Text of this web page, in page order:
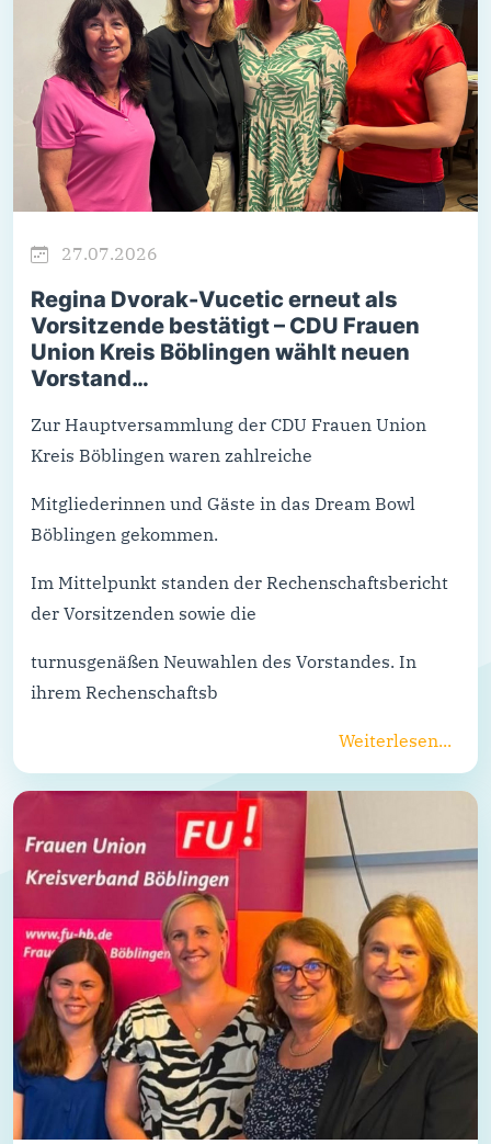
27.07.2026
Regina Dvorak-Vucetic erneut als
Vorsitzende bestätigt – CDU Frauen
Union Kreis Böblingen wählt neuen
Vorstand…
Zur Hauptversammlung der CDU Frauen Union
Kreis Böblingen waren zahlreiche
Mitgliederinnen und Gäste in das Dream Bowl
Böblingen gekommen.
Im Mittelpunkt standen der Rechenschaftsbericht
der Vorsitzenden sowie die
turnusgenäßen Neuwahlen des Vorstandes. In
ihrem Rechenschaftsb
Weiterlesen...